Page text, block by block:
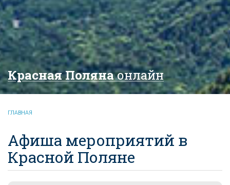
Красная Полянаонлайн
ГЛАВНАЯ
Афиша мероприятий в
Красной Поляне